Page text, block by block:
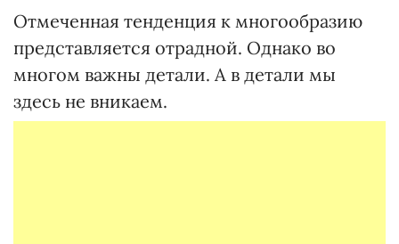
Отмеченная тенденция к многообразию
представляется отрадной. Однако во
многом важны детали. А в детали мы
здесь не вникаем.